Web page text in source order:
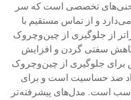
تخصصی است که سر
و از تماس مستقیم با
از جلوگیری از چین‌وچروک
کاهش سفتی گردن و افزایش
برای جلوگیری از چین‌وچروک
ضد حساسیت است و برای
است. مدل‌های پیشرفته‌تر